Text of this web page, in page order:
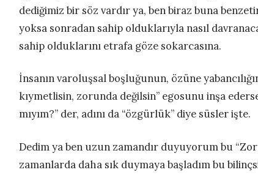
dediğimiz bir söz vardır ya, ben biraz buna
yoksa sonradan sahip olduklarıyla nasıl
sahip olduklarını etrafa göze sokarcasına.
İnsanın varoluşsal boşluğunun, özüne
kıymetlisin, zorunda değilsin” egosunu inşa
mıyım?” der, adını da “özgürlük” diye süsler işte.
Dedim ya ben uzun zamandır duyuyorum bu
zamanlarda daha sık duymaya başladım bu